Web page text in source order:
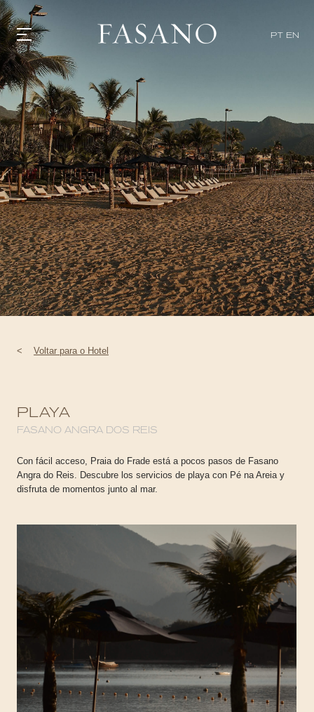
PT EN
GASTRONOMIA
HOTÉIS
EXPERIENCIAS
EVENTOS
VILLAS
TIENDA | SELEZIONE
DESCUBRIR
WHAT'S COOKING
CORRIERE
HISTORIA
SOSTENIBILIDAD
CONTACTO
< Voltar para o Hotel
PLAYA
FASANO ANGRA DOS REIS
Con fácil acceso, Praia do Frade está a pocos pasos de Fasano
Angra do Reis. Descubre los servicios de playa con Pé na Areia y
disfruta de momentos junto al mar.